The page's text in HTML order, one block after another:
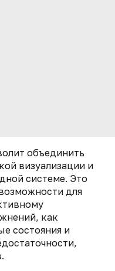
объединить
визуализации и
системе. Это
для
как
состояния и